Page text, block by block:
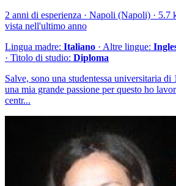
2 anni di esperienza · Napoli (Napoli) · 5.7
vista nell'ultimo anno
Lingua madre: Italiano · Altre lingue:
· Titolo di studio: Diploma
Salve, sono una studentessa universitaria
una mia grande passione per questo ho
centr...